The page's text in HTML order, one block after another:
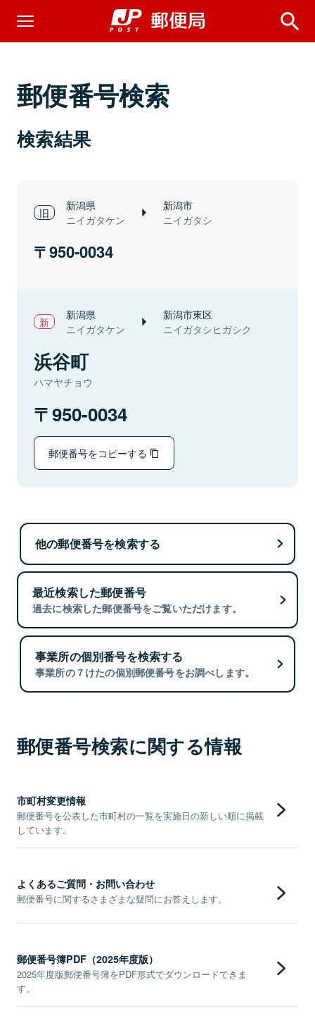
郵便番号検索
検索結果
新潟県
ニイガタケン
新潟市
ニイガタシ
950-0034
新潟県
ニイガタケン
新潟市東区
ニイガタシヒガシク
浜谷町
ハマヤチョウ
950-0034
郵便番号をコピーする
他の郵便番号を検索する
最近検索した郵便番号
過去に検索した郵便番号をご覧いただけます。
事業所の個別番号を検索する
事業所の７けたの個別郵便番号をお調べします。
郵便番号検索に関する情報
市町村変更情報
郵便番号を公表した市町村の一覧を実施日の新しい順に掲載
しています。
よくあるご質問・お問い合わせ
郵便番号に関するさまざまな疑問にお答えします。
郵便番号簿PDF（2025年度版）
2025年度版郵便番号簿をPDF形式でダウンロードできま
す。